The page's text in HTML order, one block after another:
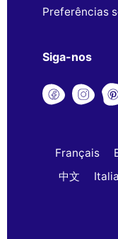
Preferências
Siga-nos
Français
中文